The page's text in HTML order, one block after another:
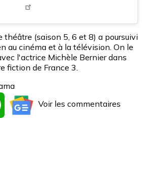
théâtre (saison 5, 6 et 8) a poursuivi
au cinéma et à la télévision. On le
l'actrice Michèle Bernier dans
fiction de France 3.
WhatsAppVoir les commentaires